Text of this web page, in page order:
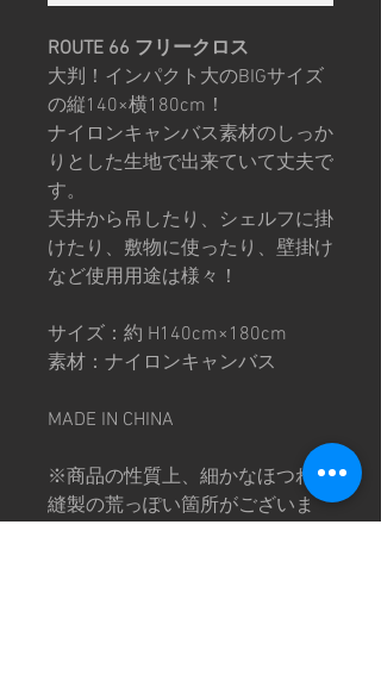
ROUTE 66 フリークロス
大判！インパクト大のBIGサイズ
の縦140×横180cm！
ナイロンキャンバス素材のしっか
りとした生地で出来ていて丈夫で
す。
天井から吊したり、シェルフに掛
けたり、敷物に使ったり、壁掛け
など使用用途は様々！
サイズ：約 H140cm×180cm
素材：ナイロンキャンバス
MADE IN CHINA
※商品の性質上、細かなほつれや
縫製の荒っぽい箇所がございま